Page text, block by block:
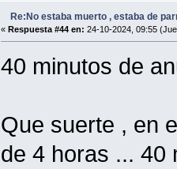
Re:No estaba muerto , estaba de
« Respuesta #44 en: 24-10-2024, 09:55
40 minutos de
Que suerte , en
de 4 horas ... 40